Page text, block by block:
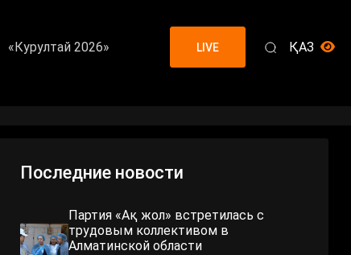
«Курултай 2026» LIVE ҚАЗ
Последние новости
Партия «Ақ жол» встретилась с
трудовым коллективом в
Алматинской области